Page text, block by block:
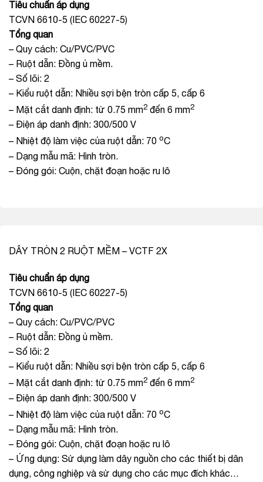
Tiêu chuẩn áp dụng
TCVN 6610-5 (IEC 60227-5)
Tổng quan
– Quy cách: Cu/PVC/PVC
– Ruột dẫn: Đồng ủ mềm.
– Số lõi: 2
– Kiểu ruột dẫn: Nhiều sợi bện tròn cấp 5, cấp 6
– Mặt cắt danh định: từ 0.75 mm2 đến 6 mm2
– Điện áp danh định: 300/500 V
– Nhiệt độ làm việc của ruột dẫn: 70 oC
– Dạng mẫu mã: Hình tròn.
– Đóng gói: Cuộn, chặt đoạn hoặc ru lô
DÂY TRÒN 2 RUỘT MỀM – VCTF 2X
Tiêu chuẩn áp dụng
TCVN 6610-5 (IEC 60227-5)
Tổng quan
– Quy cách: Cu/PVC/PVC
– Ruột dẫn: Đồng ủ mềm.
– Số lõi: 2
– Kiểu ruột dẫn: Nhiều sợi bện tròn cấp 5, cấp 6
– Mặt cắt danh định: từ 0.75 mm2 đến 6 mm2
– Điện áp danh định: 300/500 V
– Nhiệt độ làm việc của ruột dẫn: 70 oC
– Dạng mẫu mã: Hình tròn.
– Đóng gói: Cuộn, chặt đoạn hoặc ru lô
– Ứng dụng: Sử dụng làm dây nguồn cho các thiết bị dân
dụng, công nghiệp và sử dụng cho các mục đích khác…